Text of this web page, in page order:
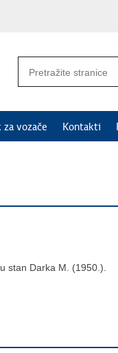
za vozače Kontakti
stan Darka M. (1950.).